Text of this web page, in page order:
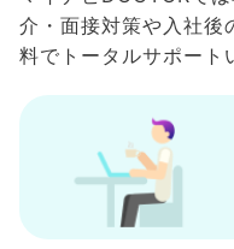
介・面接対策や入社後
料でトータルサポート